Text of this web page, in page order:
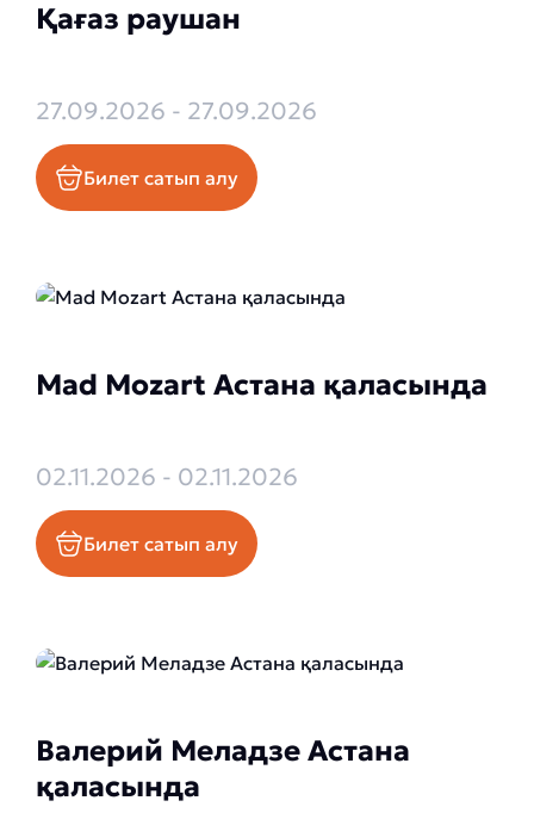
Қағаз раушан
27.09.2026 - 27.09.2026
Билет сатып алу
Mad Mozart Астана қаласында
02.11.2026 - 02.11.2026
Билет сатып алу
Валерий Меладзе Астана
қаласында